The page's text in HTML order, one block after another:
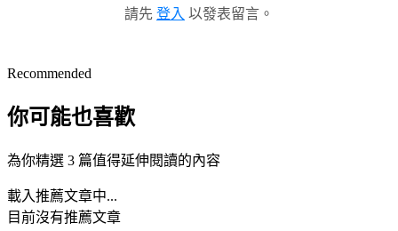
請先 登入 以發表留言。
Recommended
你可能也喜歡
為你精選 3 篇值得延伸閱讀的內容
載入推薦文章中...
目前沒有推薦文章